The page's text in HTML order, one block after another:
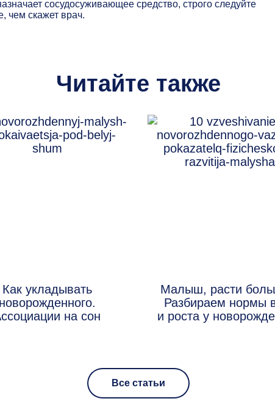
сосудосуживающее средство, строго следуйте
чем скажет врач.
Читайте также
Как укладывать
новорожденного.
на сон
Малыш, расти
Разбираем нормы
и роста у
Все статьи